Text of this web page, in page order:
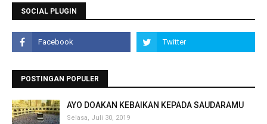
SOCIAL PLUGIN
POSTINGAN POPULER
AYO DOAKAN KEBAIKAN KEPADA SAUDARAMU
Selasa, Juli 30, 2019